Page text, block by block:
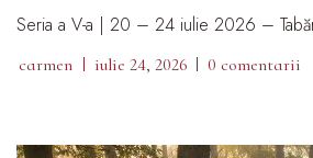
Seria a V-a | 20 – 24 iulie 2026 –
carmen iulie 24, 2026 0 comentarii